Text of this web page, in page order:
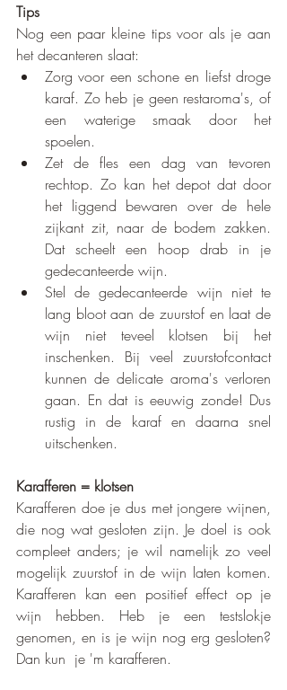
Tips
Nog een paar kleine tips voor als je aan
het decanteren slaat:
Zorg voor een schone en liefst droge
karaf. Zo heb je geen restaroma's, of
een waterige smaak door het
spoelen.
Zet de fles een dag van tevoren
rechtop. Zo kan het depot dat door
het liggend bewaren over de hele
zijkant zit, naar de bodem zakken.
Dat scheelt een hoop drab in je
gedecanteerde wijn.
Stel de gedecanteerde wijn niet te
lang bloot aan de zuurstof en laat de
wijn niet teveel klotsen bij het
inschenken. Bij veel zuurstofcontact
kunnen de delicate aroma's verloren
gaan. En dat is eeuwig zonde! Dus
rustig in de karaf en daarna snel
uitschenken.
Karafferen = klotsen
Karafferen doe je dus met jongere wijnen,
die nog wat gesloten zijn. Je doel is ook
compleet anders; je wil namelijk zo veel
mogelijk zuurstof in de wijn laten komen.
Karafferen kan een positief effect op je
wijn hebben. Heb je een testslokje
genomen, en is je wijn nog erg gesloten?
Dan kun  je 'm karafferen.